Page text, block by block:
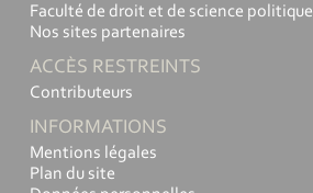
Faculté de droit et de science politique
Nos sites partenaires
ACCÈS RESTREINTS
Contributeurs
INFORMATIONS
Mentions légales
Plan du site